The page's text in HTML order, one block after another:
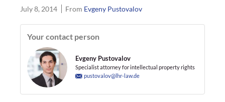
July 8, 2014 From Evgeny Pustovalov
Your contact person
Evgeny Pustovalov
Specialist attorney for intellectual property rights
pustovalov@lhr-law.de